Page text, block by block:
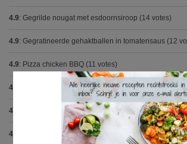
4.9: Gegrilde nougat met esdoornsiroop (14 votes)
4.9: Gegratineerde gehaktballen in tomatensaus (12
4.9: Pizza chicken BBQ (11 votes)
4.9 Gekarameliseerd witloof met serranoham
4.9 Steak chimichurri (Gordon Ramsay) (10 votes)
4.9 Konijn op Italiaanse wijze (9 votes)